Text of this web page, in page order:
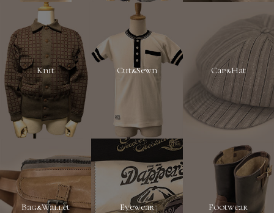
Knit Cut&Sewn Cap&Hat
Bag&Wallet Eyewear Footwear